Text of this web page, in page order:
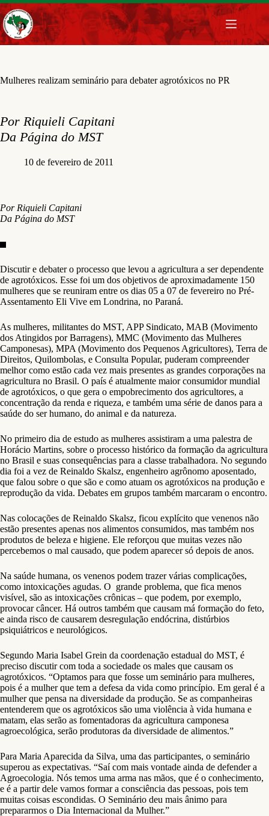
Pular
para
o
conteúdo
Mulheres realizam seminário para debater agrotóxicos no PR
Por Riquieli Capitani
Da Página do MST
10 de fevereiro de 2011
Por Riquieli Capitani
Da Página do MST
Discutir e debater o processo que levou a agricultura a ser dependente
de agrotóxicos. Esse foi um dos objetivos de aproximadamente 150
mulheres que se reuniram entre os dias 05 a 07 de fevereiro no Pré-
Assentamento Eli Vive em Londrina, no Paraná.
As mulheres, militantes do MST, APP Sindicato, MAB (Movimento
dos Atingidos por Barragens), MMC (Movimento das Mulheres
Camponesas), MPA (Movimento dos Pequenos Agricultores), Terra de
Direitos, Quilombolas, e Consulta Popular, puderam compreender
melhor como estão cada vez mais presentes as grandes corporações na
agricultura no Brasil. O país é atualmente maior consumidor mundial
de agrotóxicos, o que gera o empobrecimento dos agricultores, a
concentração da renda e riqueza, e também uma série de danos para a
saúde do ser humano, do animal e da natureza.
No primeiro dia de estudo as mulheres assistiram a uma palestra de
Horácio Martins, sobre o processo histórico da formação da agricultura
no Brasil e suas consequências para a classe trabalhadora. No segundo
dia foi a vez de Reinaldo Skalsz, engenheiro agrônomo aposentado,
que falou sobre o que são e como atuam os agrotóxicos na produção e
reprodução da vida. Debates em grupos também marcaram o encontro.
Nas colocações de Reinaldo Skalsz, ficou explícito que venenos não
estão presentes apenas nos alimentos consumidos, mas também nos
produtos de beleza e higiene. Ele reforçou que muitas vezes não
percebemos o mal causado, que podem aparecer só depois de anos.
Na saúde humana, os venenos podem trazer várias complicações,
como intoxicações agudas. O grande problema, que fica menos
visível, são as intoxicações crônicas – que podem, por exemplo,
provocar câncer. Há outros também que causam má formação do feto,
e ainda risco de causarem desregulação endócrina, distúrbios
psiquiátricos e neurológicos.
Segundo Maria Isabel Grein da coordenação estadual do MST, é
preciso discutir com toda a sociedade os males que causam os
agrotóxicos. “Optamos para que fosse um seminário para mulheres,
pois é a mulher que tem a defesa da vida como princípio. Em geral é a
mulher que pensa na diversidade da produção. Se as companheiras
entenderem que os agrotóxicos são uma violência à vida humana e
matam, elas serão as fomentadoras da agricultura camponesa
agroecológica, serão produtoras da diversidade de alimentos.”
Para Maria Aparecida da Silva, uma das participantes, o seminário
superou as expectativas. “Saí com mais vontade ainda de defender a
Agroecologia. Nós temos uma arma nas mãos, que é o conhecimento,
e é a partir dele vamos formar a consciência das pessoas, pois tem
muitas coisas escondidas. O Seminário deu mais ânimo para
prepararmos o Dia Internacional da Mulher.”